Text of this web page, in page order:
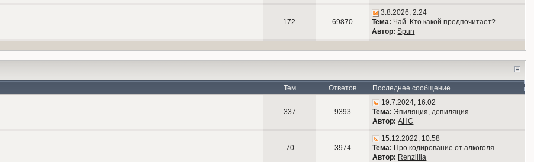
172 69870
3.8.2026, 2:24
Тема: Чай. Кто какой предпочитает?
Автор: Spun
Тем Ответов Последнее сообщение
337 9393
19.7.2024, 16:02
Тема: Эпиляция, депиляция
Автор: АНС
70 3974
15.12.2022, 10:58
Тема: Про кодирование от алкоголя
Автор: Renzillia